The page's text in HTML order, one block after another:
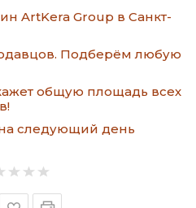
ArtKera Group в Санкт-
Подберём любую
общую площадь всех
следующий день